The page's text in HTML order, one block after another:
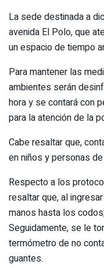
La sede destinada a
avenida El Polo, que
un espacio de tiempo
Para mantener las
ambientes serán
hora y se contará con
para la atención de la
Cabe resaltar que,
en niños y personas
Respecto a los
resaltar que, al
manos hasta los
Seguidamente, se le
termómetro de no
guantes.